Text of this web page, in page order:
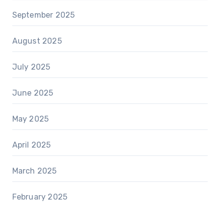
September 2025
August 2025
July 2025
June 2025
May 2025
April 2025
March 2025
February 2025